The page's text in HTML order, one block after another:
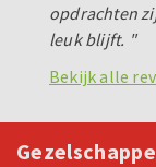
opdrachten
leuk blijft. "
Bekijk alle